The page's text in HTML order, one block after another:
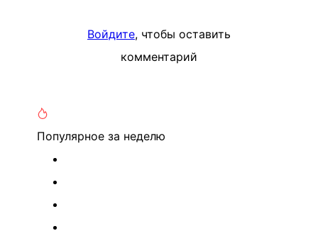
Войдите, чтобы оставить
комментарий
Популярное за неделю